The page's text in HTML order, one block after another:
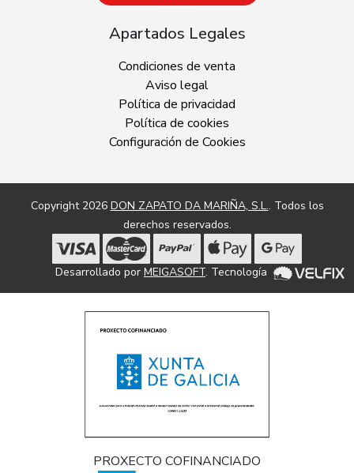
Apartados Legales
Condiciones de venta
Aviso legal
Política de privacidad
Política de cookies
Configuración de Cookies
Copyright 2026 DON ZAPATO DA MARIÑA, S.L.. Todos los
derechos reservados.
Desarrollado por MEIGASOFT. Tecnología
PROXECTO COFINANCIADO